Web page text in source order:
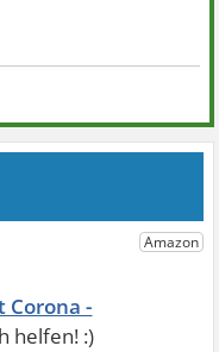
Corona -